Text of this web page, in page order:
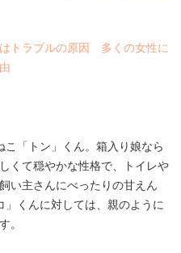
トラブルの原因 多くの女性に
「トン」くん。箱入り娘なら
くて穏やかな性格で、トイレや
い主さんにべったりの甘えん
くんに対しては、親のように
。